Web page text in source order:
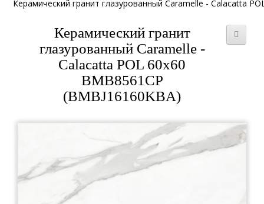
Керамический гранит глазурованный Caramelle - Calacatta
Керамический гранит
глазурованный Caramelle -
Calacatta POL 60x60
BMB8561CP
(BMBJ16160KBA)